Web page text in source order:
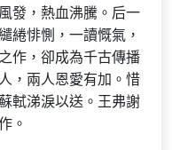
發，熱血沸騰。后一
綣悱惻，一讀慨氣，
作，卻成為千古傳播
，兩人恩愛有加。惜
軾涕淚以送。王弗謝
。